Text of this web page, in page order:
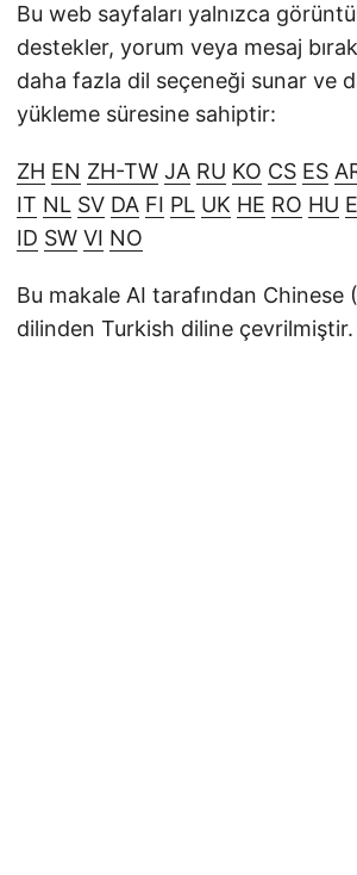
Bu web sayfaları yalnızca
destekler, yorum veya mesaj
daha fazla dil seçeneği sunar ve
yükleme süresine sahiptir:
ZH EN ZH-TW JA RU KO CS ES
IT NL SV DA FI PL UK HE RO HU
ID SW VI NO
Bu makale AI tarafından Chinese
dilinden Turkish diline çevrilmiştir.